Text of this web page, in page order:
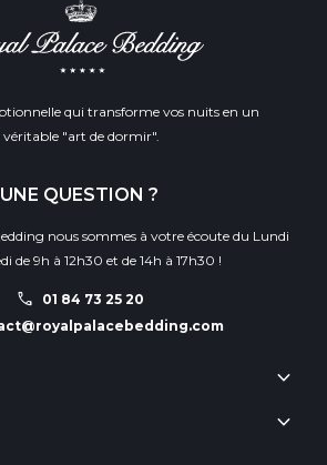
qui transforme vos nuits en un
véritable "art de dormir".
UNE QUESTION ?
nous sommes à votre écoute du Lundi
de 9h à 12h30 et de 14h à 17h30 !
call 01 84 73 25 20
keyboard_arrow_down
keyboard_arrow_down